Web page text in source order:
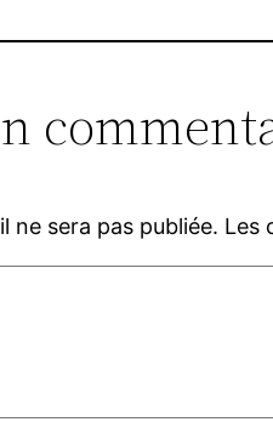
ne sera pas publiée. Les